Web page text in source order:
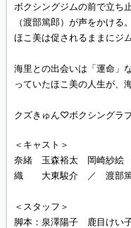
ボクシングジムの前で立ち
（渡部篤郎）が声をかける。
ほこ美は促されるままにジ
海里との出会いは「運命」
っていたほこ美の人生が、
クズきゅん♡ボクシングラ
＜キャスト＞
奈緒 玉森裕太 岡崎紗
織 大東駿介 ／ 渡部篤
＜スタッフ＞
脚本：泉澤陽子 鹿目けい